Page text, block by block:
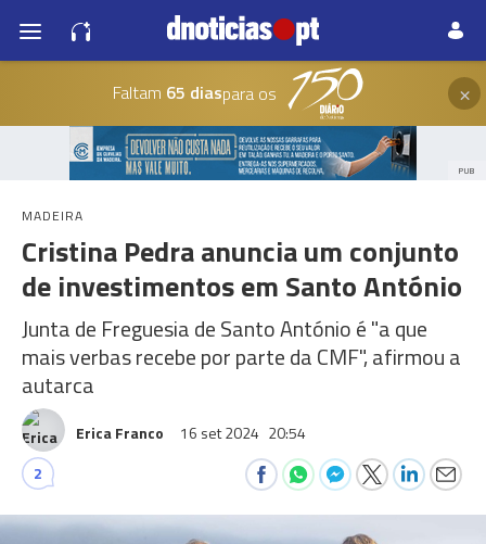
Faltam 65 diaspara os ×
PUB
MADEIRA
Cristina Pedra anuncia um conjunto
de investimentos em Santo António
Junta de Freguesia de Santo António é "a que
mais verbas recebe por parte da CMF", afirmou a
autarca
Erica Franco 16 set 2024 20:54
2